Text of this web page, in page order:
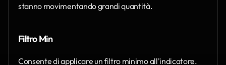
stanno movimentando grandi quantità.
Filtro Min
Consente di applicare un filtro minimo all'indicatore.